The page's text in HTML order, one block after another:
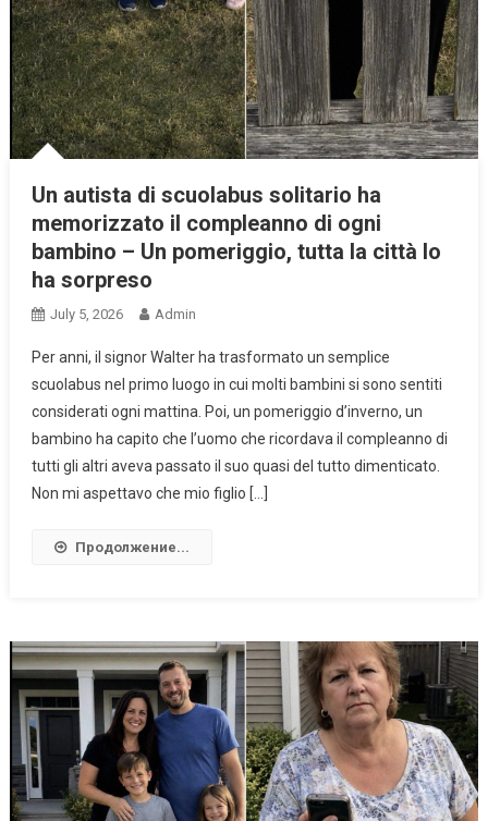
Un autista di scuolabus solitario ha
memorizzato il compleanno di ogni
bambino – Un pomeriggio, tutta la città lo
ha sorpreso
July 5, 2026 Admin
Per anni, il signor Walter ha trasformato un semplice
scuolabus nel primo luogo in cui molti bambini si sono sentiti
considerati ogni mattina. Poi, un pomeriggio d’inverno, un
bambino ha capito che l’uomo che ricordava il compleanno di
tutti gli altri aveva passato il suo quasi del tutto dimenticato.
Non mi aspettavo che mio figlio […]
Продолжение...